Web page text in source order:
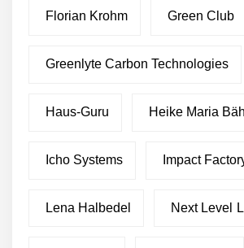
Florian Krohm Green Club
Greenlyte Carbon Technologies
Haus-Guru Heike Maria
Icho Systems Impact
Lena Halbedel Next Level